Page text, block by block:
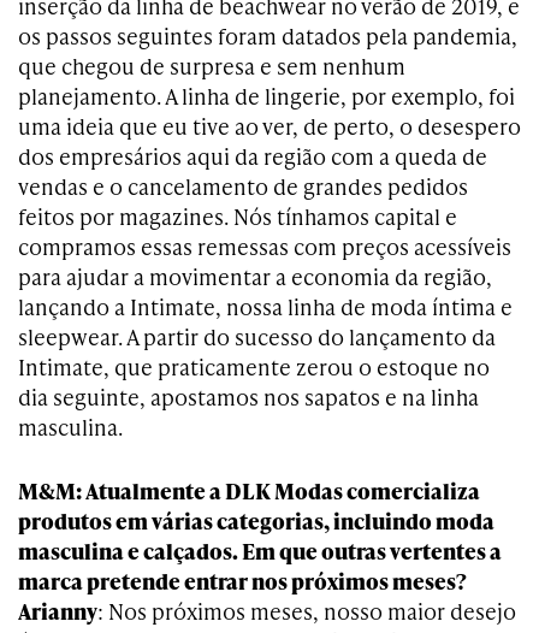
os passos seguintes foram datados pela pandemia,
que chegou de surpresa e sem nenhum
planejamento. A linha de lingerie, por exemplo, foi
uma ideia que eu tive ao ver, de perto, o desespero
dos empresários aqui da região com a queda de
vendas e o cancelamento de grandes pedidos
feitos por magazines. Nós tínhamos capital e
compramos essas remessas com preços acessíveis
para ajudar a movimentar a economia da região,
lançando a Intimate, nossa linha de moda íntima e
sleepwear. A partir do sucesso do lançamento da
Intimate, que praticamente zerou o estoque no
dia seguinte, apostamos nos sapatos e na linha
masculina.
M&M: Atualmente a DLK Modas comercializa
produtos em várias categorias, incluindo moda
masculina e calçados. Em que outras vertentes a
marca pretende entrar nos próximos meses?
Arianny: Nos próximos meses, nosso maior desejo